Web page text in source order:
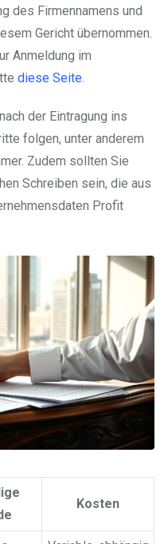
des Firmennamens und
Gericht übernommen.
Anmeldung im
diese Seite.
der Eintragung ins
folgen, unter anderem
Zudem sollten Sie
Schreiben sein, die aus
Profit
Kosten